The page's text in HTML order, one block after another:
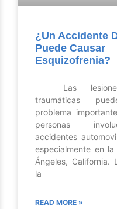
¿Un Accidente
Puede Causar
Esquizofrenia?
Las lesiones
traumáticas
problema
personas
accidentes
especialmente en
Ángeles, California.
la
READ MORE »